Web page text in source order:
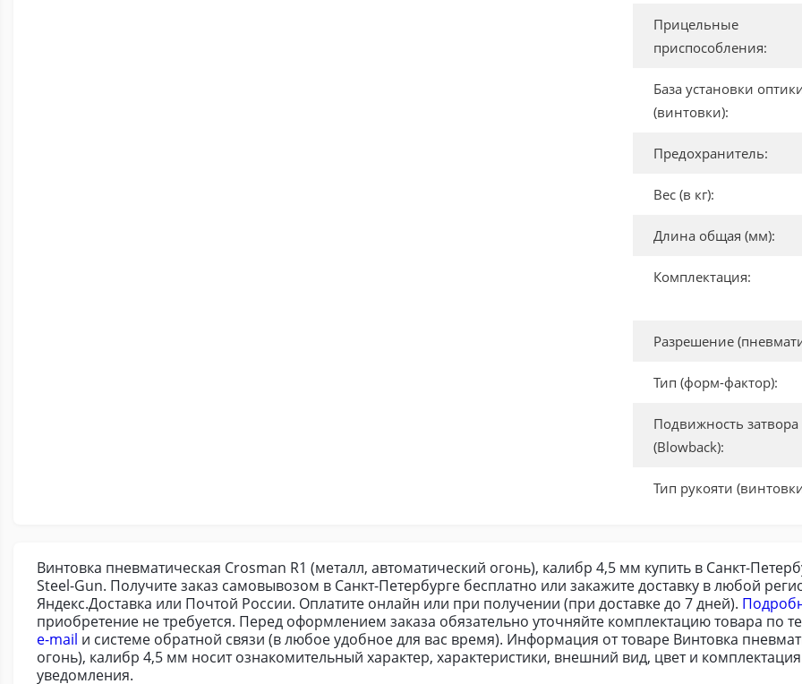
Прицельные
приспособления:
База установки
(винтовки):
Предохранитель:
Вес (в кг):
Длина общая (мм):
Комплектация:
Разрешение
Тип (форм-фактор):
Подвижность затвора
(Blowback):
Тип рукояти
Винтовка пневматическая Crosman R1 (металл, автоматический огонь), калибр 4,5 мм купить в Санкт-
Steel-Gun. Получите заказ самовывозом в Санкт-Петербурге бесплатно или закажите доставку в любой
Яндекс.Доставка или Почтой России. Оплатите онлайн или при получении (при доставке до 7 дней).
приобретение не требуется. Перед оформлением заказа обязательно уточняйте комплектацию товара по
e-mail и системе обратной связи (в любое удобное для вас время). Информация от товаре Винтовка
огонь), калибр 4,5 мм носит ознакомительный характер, характеристики, внешний вид, цвет и
уведомления.